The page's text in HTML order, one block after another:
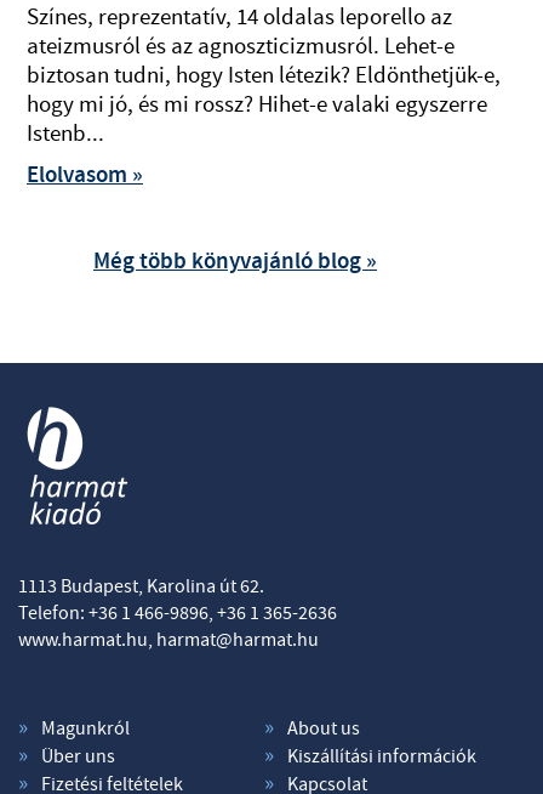
Színes, reprezentatív, 14 oldalas leporello az
ateizmusról és az agnoszticizmusról. Lehet-e
biztosan tudni, hogy Isten létezik? Eldönthetjük-e,
hogy mi jó, és mi rossz? Hihet-e valaki egyszerre
Istenb...
Elolvasom »
Még több könyvajánló blog »
1113 Budapest, Karolina út 62.
Telefon: +36 1 466-9896, +36 1 365-2636
www.harmat.hu, harmat@harmat.hu
Magunkról
About us
Über uns
Kiszállítási információk
Fizetési feltételek
Kapcsolat